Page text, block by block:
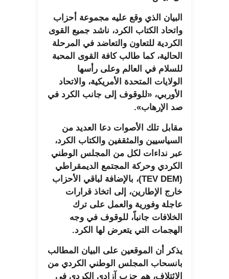
البيان الذي وقع عليه مجموعة أحزاب
واتحاد الكتاب الكرد، ناشد جميع القوى
الكردية للتعاون والتعاضد في المرحلة
الحالية، كما طالب كافة القوى المحبة
للسلام في العالم وعلى رأسها
الولايات المتحدة الأمريكية، والاتحاد
الأوربي، «للوقوف إلى جانب الكرد في
صد الإرهاب».
مقابل تلك الأصوات دعا العديد من
السياسيين والمثقفين والكتاب الكرد،
عبر نداءات لكل من المجلس الوطني
الكردي وحركة المجتمع الديمقراطي
(TEV DEM)، بالإضافة لباقي الأحزاب
خارج الإطارين، إلى اتخاذ قرارات
عاجلة وفورية والعمل على ترك
الخلافات جانباً، للوقوف في وجه
الهجمات التي يتعرض لها الكرد.
يذكر أن الموقعين على البيان المطالب
بانسحاب المجلس الوطني الكردي من
الائتلاف، هم حزب آزادي الكردي في